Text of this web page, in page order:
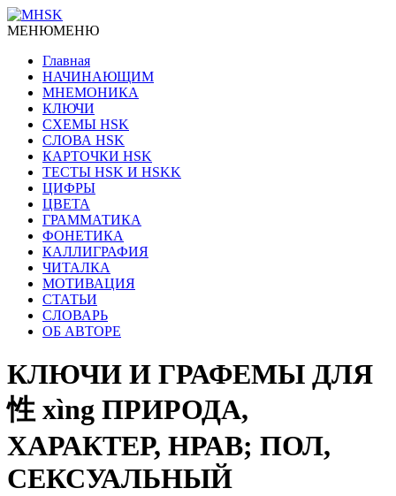
МЕНЮМЕНЮ
Главная
НАЧИНАЮЩИМ
МНЕМОНИКА
КЛЮЧИ
СХЕМЫ HSK
СЛОВА HSK
КАРТОЧКИ HSK
ТЕСТЫ HSK И HSKK
ЦИФРЫ
ЦВЕТА
ГРАММАТИКА
ФОНЕТИКА
КАЛЛИГРАФИЯ
ЧИТАЛКА
МОТИВАЦИЯ
СТАТЬИ
СЛОВАРЬ
ОБ АВТОРЕ
КЛЮЧИ И ГРАФЕМЫ ДЛЯ
性 xìng ПРИРОДА,
ХАРАКТЕР, НРАВ; ПОЛ,
СЕКСУАЛЬНЫЙ